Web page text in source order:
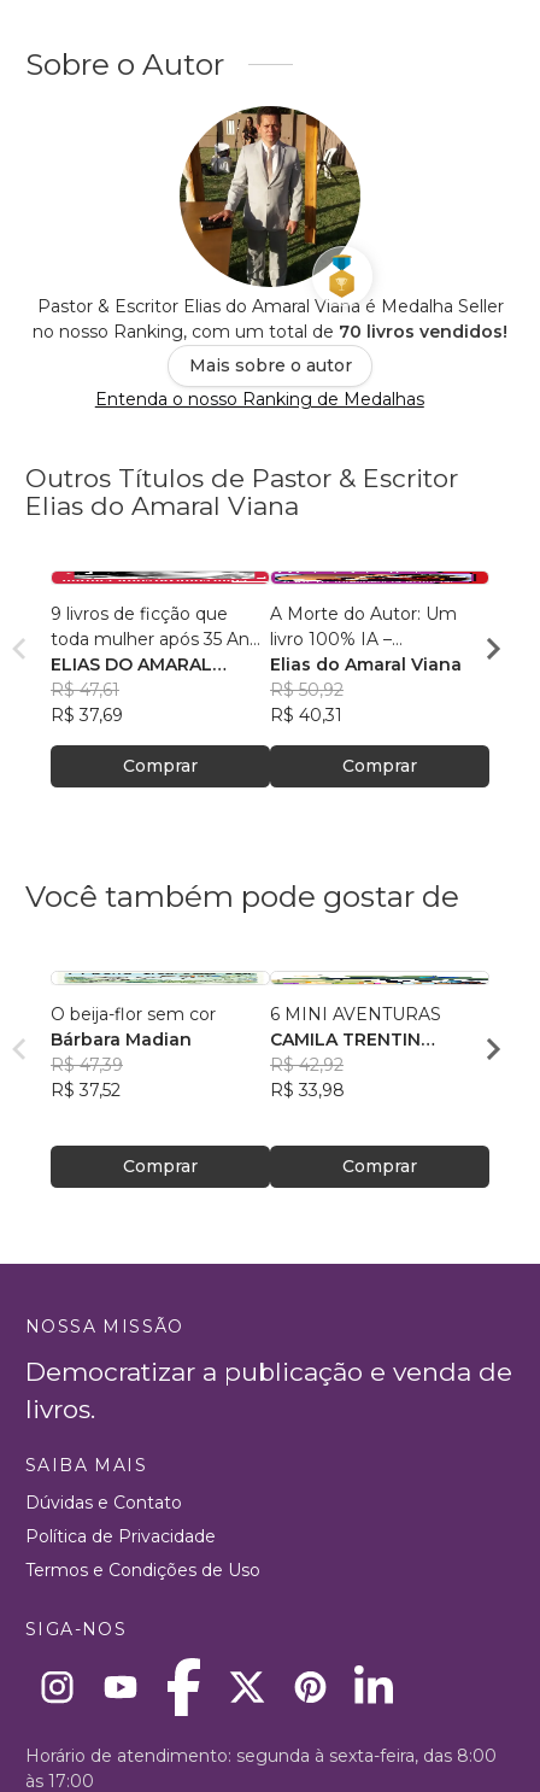
Sobre o Autor
Pastor & Escritor Elias do Amaral Viana é Medalha Seller
no nosso Ranking, com um total de 70 livros vendidos!
Mais sobre o autor
Entenda o nosso Ranking de Medalhas
Outros Títulos de Pastor & Escritor
Elias do Amaral Viana
9 livros de ficção que
toda mulher após 35 Anos
mais leem
ELIAS DO AMARAL
VIANA
R$ 47,61
R$ 37,69
Comprar
A Morte do Autor: Um
livro 100% IA –
Inteligência Artificial
Elias do Amaral Viana
R$ 50,92
R$ 40,31
Comprar
Elias
Você também pode gostar de
O beija-flor sem cor
Bárbara Madian
R$ 47,39
R$ 37,52
Comprar
6 MINI AVENTURAS
CAMILA TRENTIN
ZANDONÁ
R$ 42,92
R$ 33,98
Comprar
LUIS
NOSSA MISSÃO
Democratizar a publicação e venda de
livros.
SAIBA MAIS
Dúvidas e Contato
Política de Privacidade
Termos e Condições de Uso
SIGA-NOS
Horário de atendimento: segunda à sexta-feira, das 8:00
às 17:00